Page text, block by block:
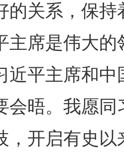
的关系，保
主席是伟大
近平主席和
会晤。我愿
，开启有史